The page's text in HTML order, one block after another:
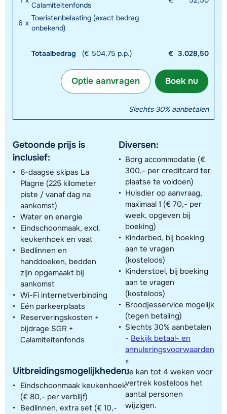
Calamiteitenfonds
6 x
Toeristenbelasting (exact bedrag
onbekend)
Totaalbedrag (€ 504,75 p.p.) € 3.028,50
Boek nu
Optie aanvragen
Slechts 30% aanbetalen
Getoonde prijs is
inclusief:
6-daagse skipas La
Plagne (225 kilometer
piste / vanaf dag na
aankomst)
Water en energie
Eindschoonmaak, excl.
keukenhoek en vaat
Bedlinnen en
handdoeken, bedden
zijn opgemaakt bij
aankomst
Wi-Fi internetverbinding
Eén parkeerplaats
Reserveringskosten +
bijdrage SGR +
Calamiteitenfonds
Uitbreidingsmogelijkheden:
Eindschoonmaak keukenhoek
(€ 80,- per verblijf)
Bedlinnen, extra set (€ 10,-
Diversen:
Borg accommodatie (€
300,- per creditcard ter
plaatse te voldoen)
Huisdier op aanvraag,
maximaal 1 (€ 70,- per
week, opgeven bij
boeking)
Kinderbed, bij boeking
aan te vragen
(kosteloos)
Kinderstoel, bij boeking
aan te vragen
(kosteloos)
Broodjesservice mogelijk
(tegen betaling)
Slechts 30% aanbetalen
- Bekijk betaal- en
annuleringsvoorwaarden
»
Je kan tot 4 weken voor
vertrek kosteloos het
aantal personen
wijzigen.